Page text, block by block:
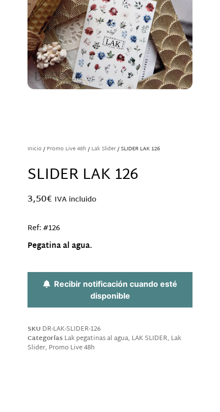
Inicio / Promo Live 48h / Lak Slider/ SLIDER LAK 126
SLIDER LAK 126
3,50€ IVA incluido
Ref: #126
Pegatina al agua.
Recibir notificación cuando esté
disponible
SKU DR-LAK-SLIDER-126
Categorías Lak pegatinas al agua, LAK SLIDER, Lak
Slider, Promo Live 48h